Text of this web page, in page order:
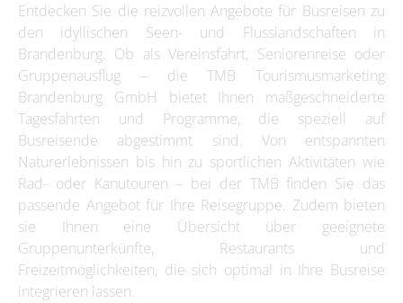
Entdecken Sie die reizvollen Angebote für Busreisen zu
den idyllischen Seen- und Flusslandschaften in
Brandenburg. Ob als Vereinsfahrt, Seniorenreise oder
Gruppenausflug – die TMB Tourismusmarketing
Brandenburg GmbH bietet Ihnen maßgeschneiderte
Tagesfahrten und Programme, die speziell auf
Busreisende abgestimmt sind. Von entspannten
Naturerlebnissen bis hin zu sportlichen Aktivitäten wie
Rad- oder Kanutouren – bei der TMB finden Sie das
passende Angebot für Ihre Reisegruppe. Zudem bieten
sie Ihnen eine Übersicht über geeignete
Gruppenunterkünfte, Restaurants und
Freizeitmöglichkeiten, die sich optimal in Ihre Busreise
integrieren lassen.